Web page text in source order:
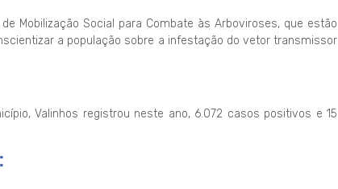
Mobilização Social para Combate às Arboviroses, que estão
a população sobre a infestação do vetor transmissor
Valinhos registrou neste ano, 6.072 casos positivos e 15